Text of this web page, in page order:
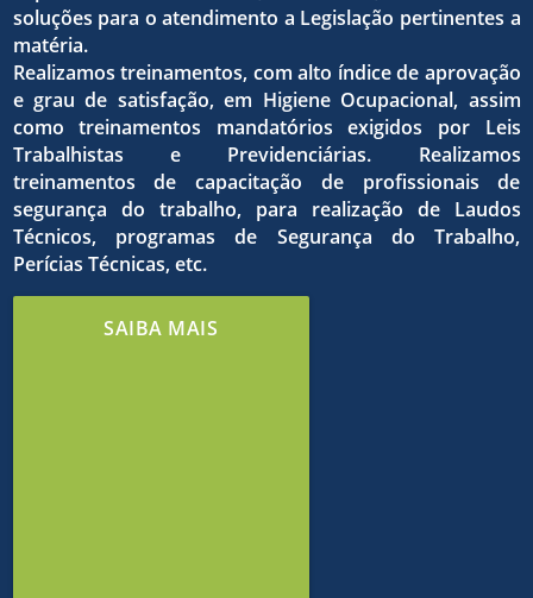
dos
comuns
do
o
estrito
soluções para o atendimento a Legislação pertinentes a
matéria.
Realizamos treinamentos, com alto índice de aprovação
e grau de satisfação, em Higiene Ocupacional, assim
como treinamentos mandatórios exigidos por Leis
Trabalhistas e Previdenciárias. Realizamos
treinamentos de capacitação de profissionais de
segurança do trabalho, para realização de Laudos
Técnicos, programas de Segurança do Trabalho,
Perícias Técnicas, etc.
SAIBA MAIS